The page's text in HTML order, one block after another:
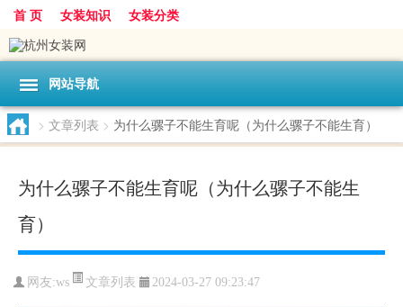
首 页 女装知识 女装分类
网站导航
> 文章列表 > 为什么骡子不能生育呢（为什么骡子不能生育）
为什么骡子不能生育呢（为什么骡子不能生
育）
网友:ws 文章列表 2024-03-27 09:23:47